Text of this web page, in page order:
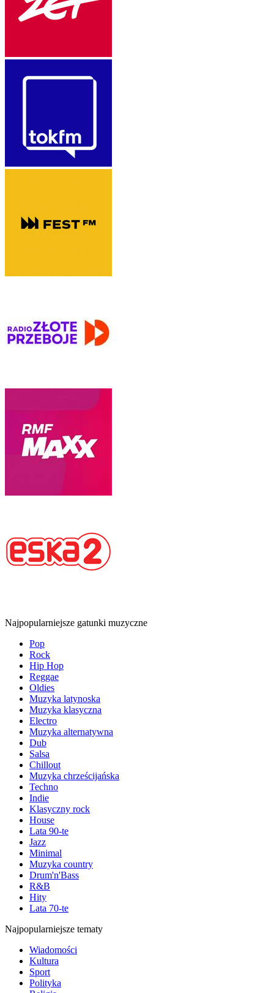
Najpopularniejsze gatunki muzyczne
Pop
Rock
Hip Hop
Reggae
Oldies
Muzyka latynoska
Muzyka klasyczna
Electro
Muzyka alternatywna
Dub
Salsa
Chillout
Muzyka chrześcijańska
Techno
Indie
Klasyczny rock
House
Lata 90-te
Jazz
Minimal
Muzyka country
Drum'n'Bass
R&B
Hity
Lata 70-te
Najpopularniejsze tematy
Wiadomości
Kultura
Sport
Polityka